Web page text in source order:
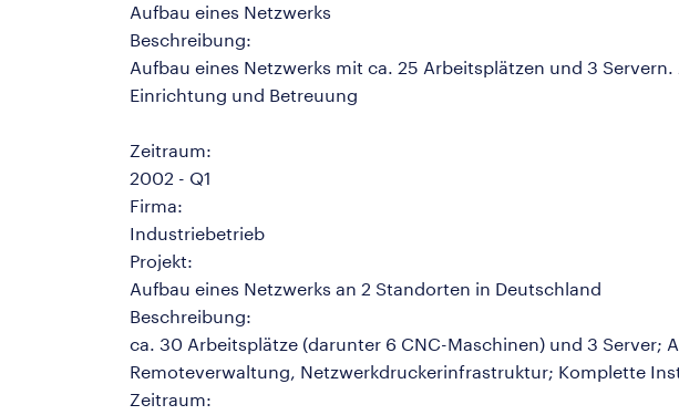
Aufbau eines Netzwerks
Beschreibung:
Aufbau eines Netzwerks mit ca. 25 Arbeitsplätzen und 3
Einrichtung und Betreuung
Zeitraum:
2002 - Q1
Firma:
Industriebetrieb
Projekt:
Aufbau eines Netzwerks an 2 Standorten in Deutschland
Beschreibung:
ca. 30 Arbeitsplätze (darunter 6 CNC-Maschinen) und 3 Server;
Remoteverwaltung, Netzwerkdruckerinfrastruktur; Komplette
Zeitraum: